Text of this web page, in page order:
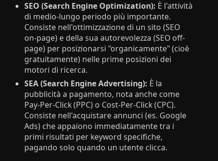
SEO (Search Engine Optimization): È l'attività
di medio-lungo periodo più importante.
Consiste nell'ottimizzazione di un sito (SEO
on-page) e della sua autorevolezza (SEO off-
page) per posizionarsi "organicamente" (cioè
gratuitamente) nelle prime posizioni dei
motori di ricerca.
SEA (Search Engine Advertising): È la
pubblicità a pagamento, nota anche come
Pay-Per-Click (PPC) o Cost-Per-Click (CPC).
Consiste nell'acquistare annunci (es. Google
Ads) che appaiono immediatamente tra i
primi risultati per keyword specifiche,
pagando solo quando un utente clicca.